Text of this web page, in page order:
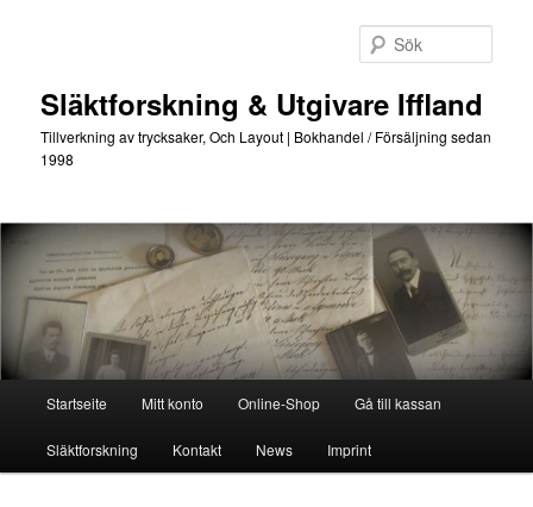
Släktforskning & Utgivare Iffland
Tillverkning av trycksaker, Och Layout | Bokhandel / Försäljning sedan
1998
Startseite Mitt konto Online-Shop Gå till kassan
Släktforskning Kontakt News Imprint